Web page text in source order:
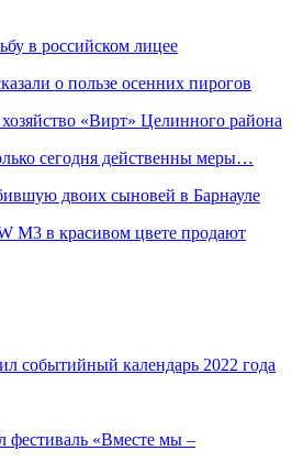
в российском лицее
о пользе осенних пирогов
«Вирт» Целинного района
сегодня действенны меры…
двоих сыновей в Барнауле
M3 в красивом цвете продают
событийный календарь 2022 года
фестиваль «Вместе мы –